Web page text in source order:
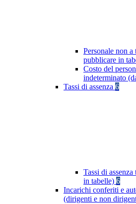
Personale non
pubblicare in
Costo del
indeterminato
Tassi di assenza 6
Tassi di
in tabelle) 6
Incarichi conferiti e
(dirigenti e non